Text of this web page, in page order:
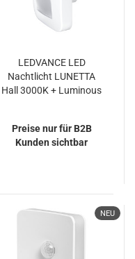
LEDVANCE LED
Nachtlicht LUNETTA
Hall 3000K + Luminous
Preise nur für B2B
Kunden sichtbar
NEU